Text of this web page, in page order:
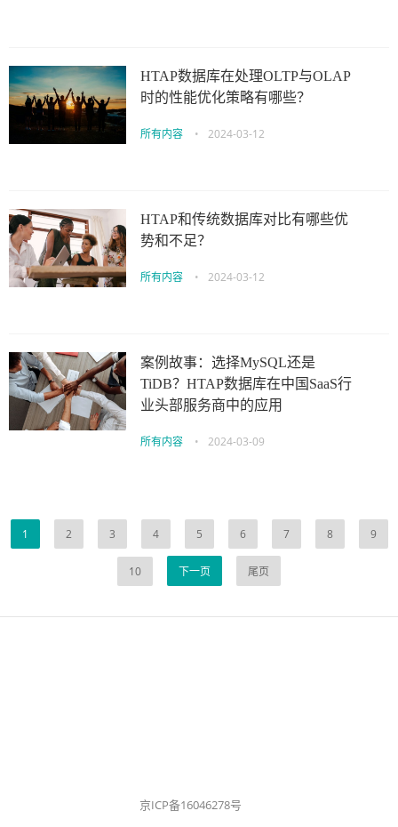
HTAP数据库在处理OLTP与OLAP
时的性能优化策略有哪些？
所有内容 • 2024-03-12
HTAP和传统数据库对比有哪些优
势和不足？
所有内容 • 2024-03-12
案例故事：选择MySQL还是
TiDB？HTAP数据库在中国SaaS行
业头部服务商中的应用
所有内容 • 2024-03-09
1 2 3 4 5 6 7 8 9
10 下一页 尾页
京ICP备16046278号